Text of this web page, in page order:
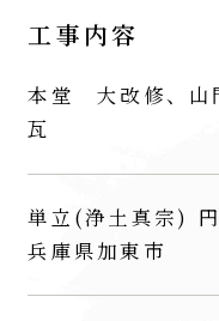
工事内容
本堂 大改修、
瓦
単立(浄土真宗)
兵庫県加東市